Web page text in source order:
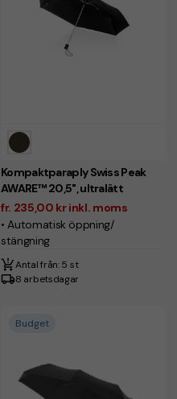
Kompaktparaply Swiss Peak
AWARE™ 20,5", ultralätt
fr. 235,00 kr inkl. moms
• Automatisk öppning/
stängning
Antal från: 5 st
8 arbetsdagar
Budget